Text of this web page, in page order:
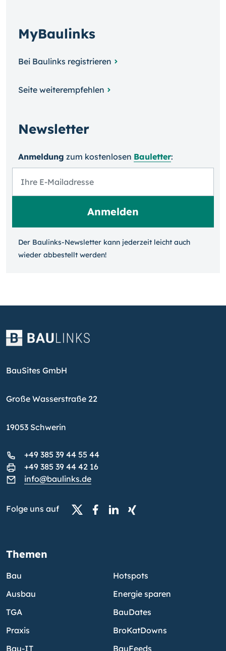
MyBaulinks
Bei Baulinks registrieren
Seite weiterempfehlen
Newsletter
Anmeldung zum kosten­losen Bauletter:
Der Baulinks-Newsletter kann jeder­zeit leicht auch
wieder ab­bestellt werden!
BauSites GmbH
Große Wasserstraße 22
19053 Schwerin
+49 385 39 44 55 44
+49 385 39 44 42 16
info@baulinks.de
Folge uns auf
Themen
Bau
Ausbau
TGA
Praxis
Bau-IT
Hotspots
Energie sparen
BauDates
BroKatDowns
BauFeeds